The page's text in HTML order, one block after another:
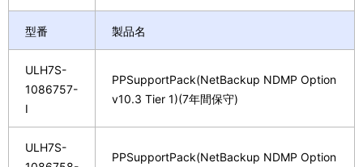
型番 製品名
ULH7S-
1086757-
I
PPSupportPack(NetBackup NDMP Option
v10.3 Tier 1)(7年間保守)
ULH7S-
PPSupportPack(NetBackup NDMP Option